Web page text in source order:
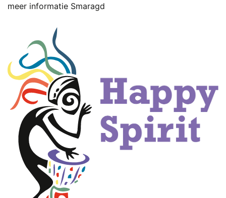
meer informatie Smaragd